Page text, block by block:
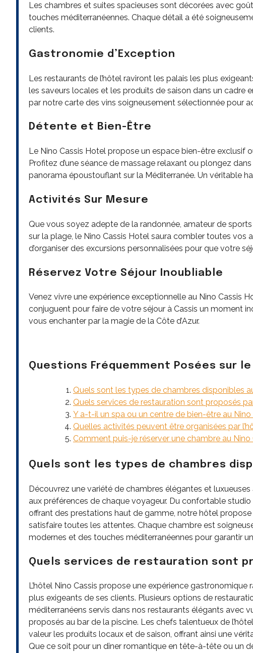
Les chambres et suites spacieuses sont décorées avec
touches méditerranéennes. Chaque détail a été
clients.
Gastronomie d’Exception
Les restaurants de l’hôtel raviront les palais les plus
les saveurs locales et les produits de saison dans un cadre
par notre carte des vins soigneusement sélectionnée pour
Détente et Bien-Être
Le Nino Cassis Hotel propose un espace bien-être exclusif
Profitez d’une séance de massage relaxant ou plongez
panorama époustouflant sur la Méditerranée. Un véritable
Activités Sur Mesure
Que vous soyez adepte de la randonnée, amateur de
sur la plage, le Nino Cassis Hotel saura combler toutes vos
d’organiser des excursions personnalisées pour que votre
Réservez Votre Séjour Inoubliable
Venez vivre une expérience exceptionnelle au Nino Cassis
conjuguent pour faire de votre séjour à Cassis un moment
vous enchanter par la magie de la Côte d’Azur.
Questions Fréquemment Posées sur le
Quels sont les types de chambres disponibles
Quels services de restauration sont proposés
Y a-t-il un spa ou un centre de bien-être au Nino
Quelles activités peuvent être organisées par
Comment puis-je réserver une chambre au Nino
Quels sont les types de chambres
Découvrez une variété de chambres élégantes et
aux préférences de chaque voyageur. Du confortable
offrant des prestations haut de gamme, notre hôtel
satisfaire toutes les attentes. Chaque chambre est
modernes et des touches méditerranéennes pour garantir
Quels services de restauration sont
L’hôtel Nino Cassis propose une expérience
plus exigeants de ses clients. Plusieurs options de
méditerranéens servis dans nos restaurants élégants avec
proposés au bar de la piscine. Les chefs talentueux de
valeur les produits locaux et de saison, offrant ainsi une
Que ce soit pour un dîner romantique en tête-à-tête ou un